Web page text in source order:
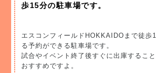
歩15分の駐車場です。
エスコンフィールドHOKKAIDOまで徒歩
る予約ができる駐車場です。
試合やイベント終了後すぐに出庫するこ
おすすめですよ。